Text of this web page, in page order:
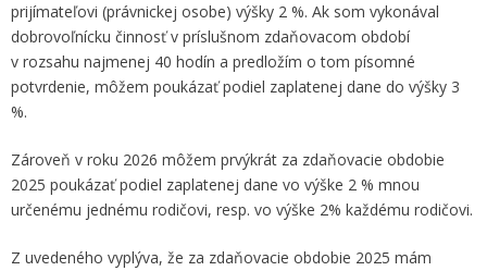
prijímateľovi (právnickej osobe) výšky 2 %. Ak som vykonával
dobrovoľnícku činnosť v príslušnom zdaňovacom období
v rozsahu najmenej 40 hodín a predložím o tom písomné
potvrdenie, môžem poukázať podiel zaplatenej dane do výšky 3
%.
Zároveň v roku 2026 môžem prvýkrát za zdaňovacie obdobie
2025 poukázať podiel zaplatenej dane vo výške 2 % mnou
určenému jednému rodičovi, resp. vo výške 2% každému rodičovi.
Z uvedeného vyplýva, že za zdaňovacie obdobie 2025 mám